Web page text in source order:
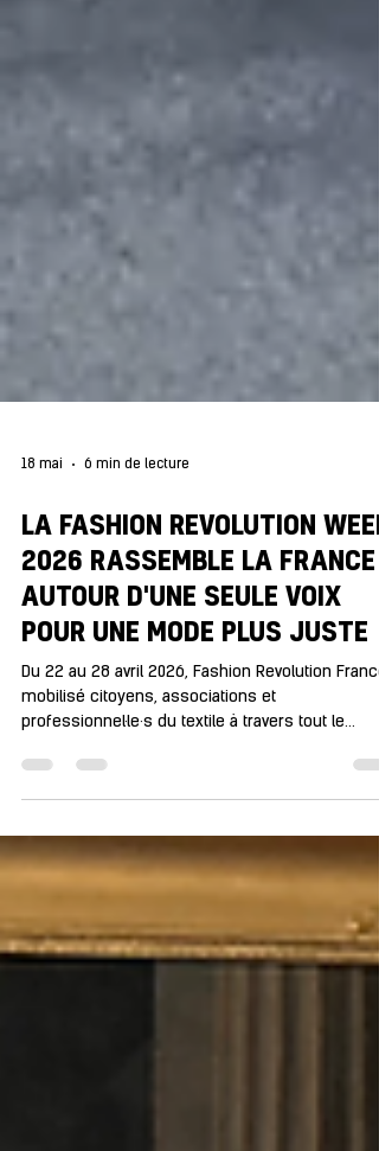
18 mai 6 min de lecture
LA FASHION REVOLUTION WEEK
2026 RASSEMBLE LA FRANCE
AUTOUR D'UNE SEULE VOIX
POUR UNE MODE PLUS JUSTE
mobilisé citoyens, associations et